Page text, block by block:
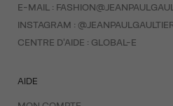
E-MAIL :
INSTAGRAM :
CENTRE D'AIDE : GLOBAL-E
AIDE